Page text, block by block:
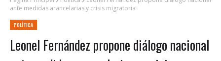
ante medidas arancelarias y crisis migratoria
POLÍTICA
Leonel Fernández propone diálogo nacional